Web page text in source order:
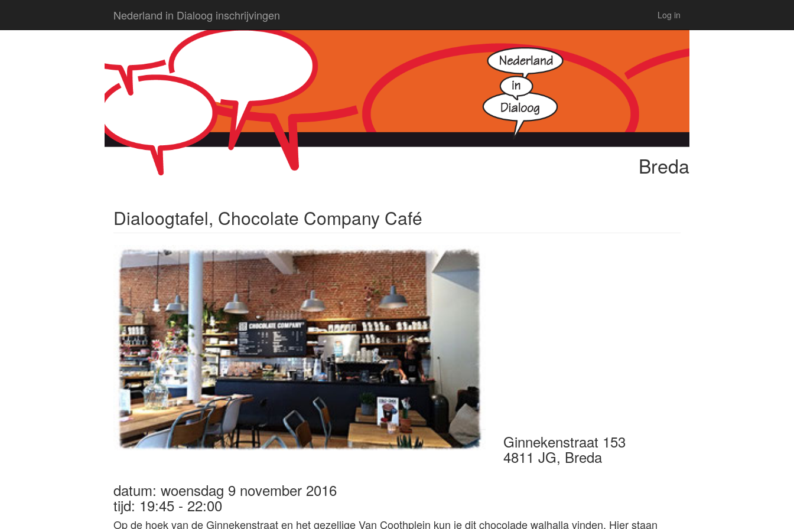
Nederland in Dialoog inschrijvingen Log in
Breda
Dialoogtafel, Chocolate Company Café
Ginnekenstraat 153
4811 JG, Breda
datum: woensdag 9 november 2016
tijd: 19:45 - 22:00
Op de hoek van de Ginnekenstraat en het gezellige Van Coothplein kun je dit chocolade walhalla vinden. Hier staan